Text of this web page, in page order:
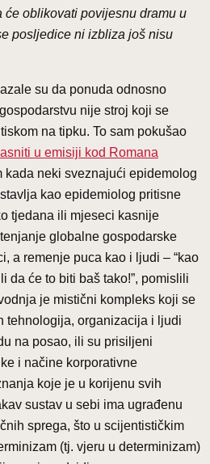
će oblikovati povijesnu dramu u
posljedice ni izbliza još nisu
su da ponuda odnosno
nije stroj koji se
na tipku. To sam pokušao
u emisiji kod Romana
kada neki sveznajući epidemolog
kao epidemiolog pritisne
tjedana ili mjeseci kasnije
globalne gospodarske
a remenje puca kao i ljudi – “kao
da će to biti baš tako!”, pomislili
je mistični kompleks koji se
tehnologija, organizacija i ljudi
na posao, ili su prisiljeni
i načine korporativne
koje je u korijenu svih
sustav u sebi ima ugrađenu
sprega, što u scijentističkim
(tj. vjeru u determinizam)